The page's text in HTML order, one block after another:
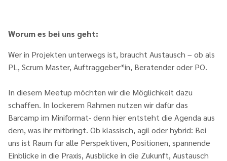
Worum es bei uns geht:
Wer in Projekten unterwegs ist, braucht Austausch – ob als
PL, Scrum Master, Auftraggeber*in, Beratender oder PO.
In diesem Meetup möchten wir die Möglichkeit dazu
schaffen. In lockerem Rahmen nutzen wir dafür das
Barcamp im Miniformat- denn hier entsteht die Agenda aus
dem, was ihr mitbringt. Ob klassisch, agil oder hybrid: Bei
uns ist Raum für alle Perspektiven, Positionen, spannende
Einblicke in die Praxis, Ausblicke in die Zukunft, Austausch